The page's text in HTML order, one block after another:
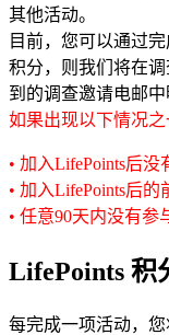
其他活动。
目前，您可以通过
积分，则我们将在
到的调查邀请电邮中
如果出现以下情况之
• 加入LifePoints后
• 加入LifePoints后
• 任意90天内没有参
LifePoints 积
每完成一项活动，